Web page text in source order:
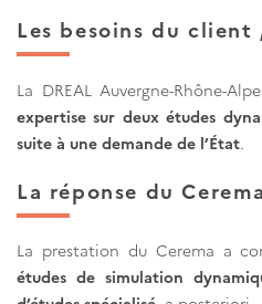
Les besoins du
La DREAL Auvergne-Rhône-
expertise sur deux études
suite à une demande de l’État.
La réponse du Cerema
La prestation du Cerema a
études de simulation